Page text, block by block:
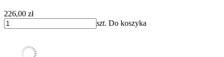
226,00 zł
szt. Do koszyka